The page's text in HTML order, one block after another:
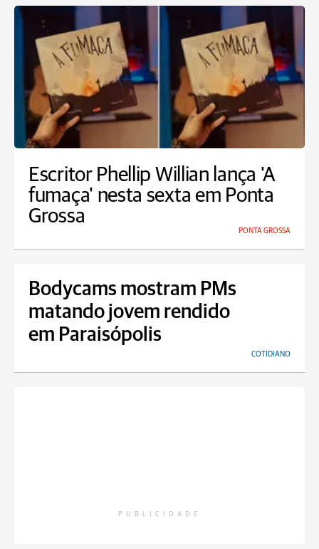
Escritor Phellip Willian lança 'A
fumaça' nesta sexta em Ponta
Grossa
PONTA GROSSA
Bodycams mostram PMs
matando jovem rendido
em Paraisópolis
COTIDIANO
PUBLICIDADE